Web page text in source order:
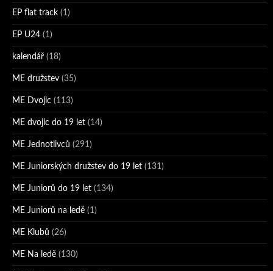
EP flat track (1)
EP U24 (1)
kalendář (18)
ME družstev (35)
ME Dvojic (113)
ME dvojic do 19 let (14)
ME Jednotlivců (291)
ME Juniorských družstev do 19 let (131)
ME Juniorů do 19 let (134)
ME Juniorů na ledě (1)
ME Klubů (26)
ME Na ledě (130)